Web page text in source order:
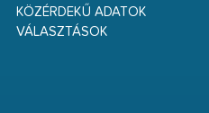
KÖZÉRDEKŰ ADATOK
VÁLASZTÁSOK